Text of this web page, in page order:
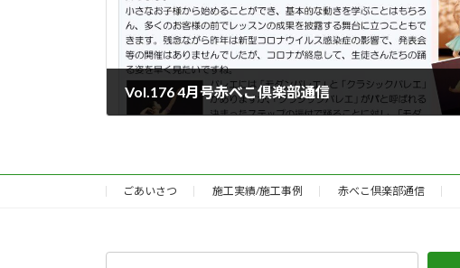
Vol.176 4月号赤べこ倶楽部通信
ごあいさつ 施工実績/施工事例 赤べこ倶楽部通信